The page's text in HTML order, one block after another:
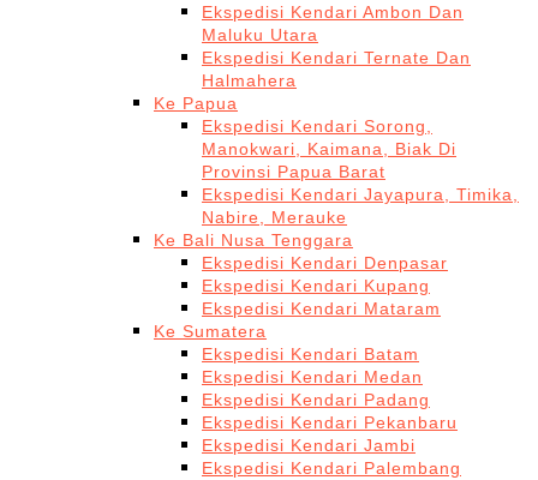
Ekspedisi Kendari Ambon Dan
Maluku Utara
Ekspedisi Kendari Ternate Dan
Halmahera
Ke Papua
Ekspedisi Kendari Sorong,
Manokwari, Kaimana, Biak Di
Provinsi Papua Barat
Ekspedisi Kendari Jayapura, Timika,
Nabire, Merauke
Ke Bali Nusa Tenggara
Ekspedisi Kendari Denpasar
Ekspedisi Kendari Kupang
Ekspedisi Kendari Mataram
Ke Sumatera
Ekspedisi Kendari Batam
Ekspedisi Kendari Medan
Ekspedisi Kendari Padang
Ekspedisi Kendari Pekanbaru
Ekspedisi Kendari Jambi
Ekspedisi Kendari Palembang